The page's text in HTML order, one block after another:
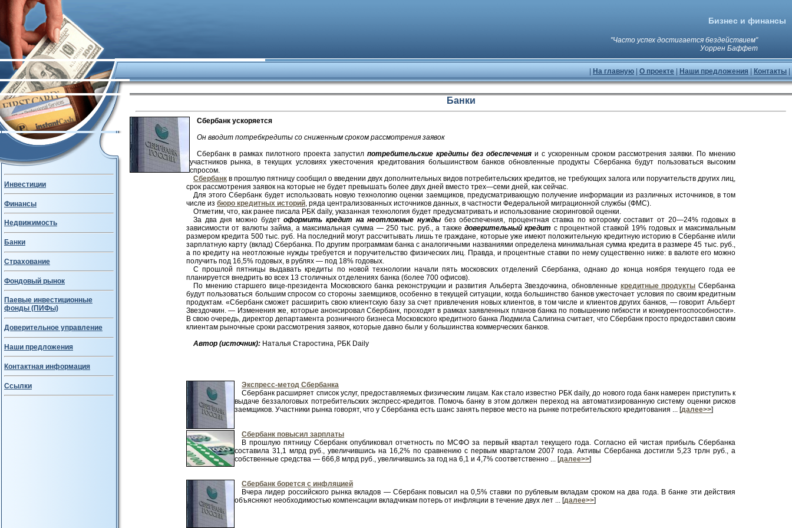
Бизнес и финансы
"Часто успех достигается бездействием"
Уоррен Баффет
На главную О проекте Наши предложения Контакты
Инвестиции
Финансы
Недвижимость
Банки
Страхование
Фондовый рынок
Паевые инвестиционные
фонды (ПИФы)
Доверительное управление
Наши предложения
Контактная информация
Ссылки
Банки
Сбербанк ускоряется
Он вводит потребкредиты со сниженным сроком рассмотрения заявок
Сбербанк в рамках пилотного проекта запустил потребительские кредиты без обеспечения и с ускоренным сроком рассмотрения заявки. По мнению
участников рынка, в текущих условиях ужесточения кредитования большинством банков обновленные продукты Сбербанка будут пользоваться высоким
спросом.
Сбербанк в прошлую пятницу сообщил о введении двух дополнительных видов потребительских кредитов, не требующих залога или поручительств других лиц,
срок рассмотрения заявок на которые не будет превышать более двух дней вместо трех—семи дней, как сейчас.
Для этого Сбербанк будет использовать новую технологию оценки заемщиков, предусматривающую получение информации из различных источников, в том
числе из бюро кредитных историй, ряда централизованных источников данных, в частности Федеральной миграционной службы (ФМС).
Отметим, что, как ранее писала РБК daily, указанная технология будет предусматривать и использование скоринговой оценки.
За два дня можно будетоформить кредит на неотложные нуждыбез обеспечения, процентная ставка по которому составит от 20—24% годовых в
зависимости от валюты займа, а максимальная сумма — 250 тыс. руб., а также доверительный кредит с процентной ставкой 19% годовых и максимальным
размером кредита 500 тыс. руб. На последний могут рассчитывать лишь те граждане, которые уже имеют положительную кредитную историю в Сбербанке и/или
зарплатную карту (вклад) Сбербанка. По другим программам банка с аналогичными названиями определена минимальная сумма кредита в размере 45 тыс. руб.,
а по кредиту на неотложные нужды требуется и поручительство физических лиц. Правда, и процентные ставки по нему существенно ниже: в валюте его можно
получить под 16,5% годовых, в рублях — под 18% годовых.
С прошлой пятницы выдавать кредиты по новой технологии начали пять московских отделений Сбербанка, однако до конца ноября текущего года ее
планируется внедрить во всех 13 столичных отделениях банка (более 700 офисов).
По мнению старшего вице-президента Московского банка реконструкции и развития Альберта Звездочкина, обновленные кредитные продукты Сбербанка
будут пользоваться большим спросом со стороны заемщиков, особенно в текущей ситуации, когда большинство банков ужесточает условия по своим кредитным
продуктам. «Сбербанк сможет расширить свою клиентскую базу за счет привлечения новых клиентов, в том числе и клиентов других банков, — говорит Альберт
Звездочкин. — Изменения же, которые анонсировал Сбербанк, проходят в рамках заявленных планов банка по повышению гибкости и конкурентоспособности».
В свою очередь, директор департамента розничного бизнеса Московского кредитного банка Людмила Салигина считает, что Сбербанк просто предоставил своим
клиентам рыночные сроки рассмотрения заявок, которые давно были у большинства коммерческих банков.
Автор (источник): Наталья Старостина, РБК Daily
Экспресс-метод Сбербанка
Сбербанк расширяет список услуг, предоставляемых физическим лицам. Как стало известно РБК daily, до нового года банк намерен приступить к
выдаче беззалоговых потребительских экспресс-кредитов. Помочь банку в этом должен переход на автоматизированную систему оценки рисков
заемщиков. Участники рынка говорят, что у Сбербанка есть шанс занять первое место на рынке потребительского кредитования ... [далее>>]
Сбербанк повысил зарплаты
В прошлую пятницу Сбербанк опубликовал отчетность по МСФО за первый квартал текущего года. Согласно ей чистая прибыль Сбербанка
составила 31,1 млрд руб., увеличившись на 16,2% по сравнению с первым кварталом 2007 года. Активы Сбербанка достигли 5,23 трлн руб., а
собственные средства — 666,8 млрд руб., увеличившись за год на 6,1 и 4,7% соответственно ... [далее>>]
Сбербанк борется с инфляцией
Вчера лидер российского рынка вкладов — Сбербанк повысил на 0,5% ставки по рублевым вкладам сроком на два года. В банке эти действия
объясняют необходимостью компенсации вкладчикам потерь от инфляции в течение двух лет ... [далее>>]